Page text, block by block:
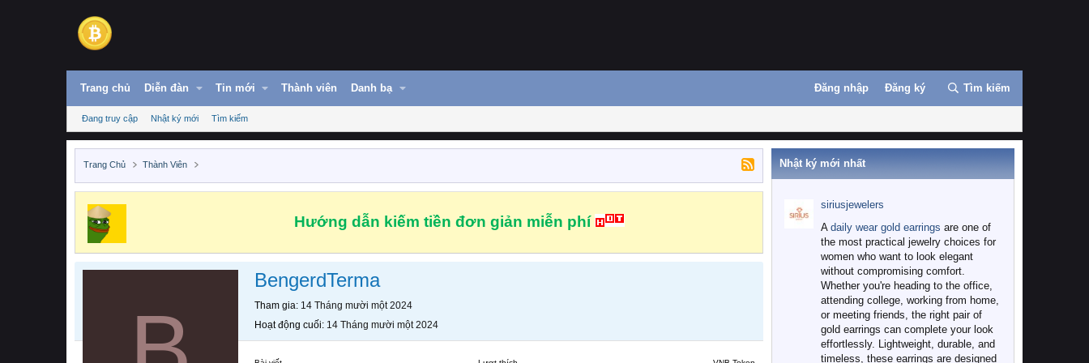
Trang chủ Diễn đàn Tin mới Thành viên Danh bạ Đăng nhập Đăng ký Tìm kiếm
Đang truy cập Nhật ký mới Tìm kiếm
Trang Chủ Thành Viên
Hướng dẫn kiếm tiền đơn giản miễn phí
BengerdTerma
Tham gia 14 Tháng mười một 2024
Hoạt động cuối 14 Tháng mười một 2024
Nhật ký mới nhất
siriusjewelers
A daily wear gold earrings are one of
the most practical jewelry choices for
women who want to look elegant
without compromising comfort.
Whether you're heading to the office,
attending college, working from home,
or meeting friends, the right pair of
gold earrings can complete your look
effortlessly. Lightweight, durable, and
timeless, these earrings are designed